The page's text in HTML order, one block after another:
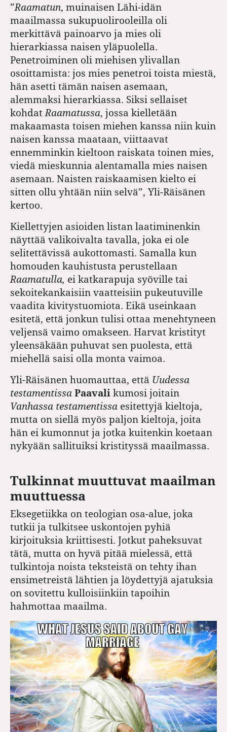
”Raamatun, muinaisen Lähi-idän
maailmassa sukupuolirooleilla oli
merkittävä painoarvo ja mies oli
hierarkiassa naisen yläpuolella.
Penetroiminen oli miehisen ylivallan
osoittamista: jos mies penetroi toista miestä,
hän asetti tämän naisen asemaan,
alemmaksi hierarkiassa. Siksi sellaiset
kohdatRaamatussa, jossa kielletään
makaamasta toisen miehen kanssa niin kuin
naisen kanssa maataan, viittaavat
ennemminkin kieltoon raiskata toinen mies,
viedä mieskunnia alentamalla mies naisen
asemaan. Naisten raiskaamisen kielto ei
sitten ollu yhtään niin selvä”, Yli-Räisänen
kertoo.
Kiellettyjen asioiden listan laatiminenkin
näyttää valikoivalta tavalla, joka ei ole
selitettävissä aukottomasti. Samalla kun
homouden kauhistusta perustellaan
Raamatulla, ei katkarapuja syöville tai
sekoitekankaisiin vaatteisiin pukeutuville
vaadita kivitystuomiota. Eikä useinkaan
esitetä, että jonkun tulisi ottaa menehtyneen
veljensä vaimo omakseen. Harvat kristityt
yleensäkään puhuvat sen puolesta, että
miehellä saisi olla monta vaimoa.
Yli-Räisänen huomauttaa, että Uudessa
testamentissa Paavali kumosi joitain
Vanhassa testamentissa esitettyjä kieltoja,
mutta on siellä myös paljon kieltoja, joita
hän ei kumonnut ja jotka kuitenkin koetaan
nykyään sallituiksi kristityssä maailmassa.
Tulkinnat muuttuvat maailman
muuttuessa
Eksegetiikka on teologian osa-alue, joka
tutkii ja tulkitsee uskontojen pyhiä
kirjoituksia kriittisesti. Jotkut paheksuvat
tätä, mutta on hyvä pitää mielessä, että
tulkintoja noista teksteistä on tehty ihan
ensimetreistä lähtien ja löydettyjä ajatuksia
on sovitettu kulloisiinkiin tapoihin
hahmottaa maailma.